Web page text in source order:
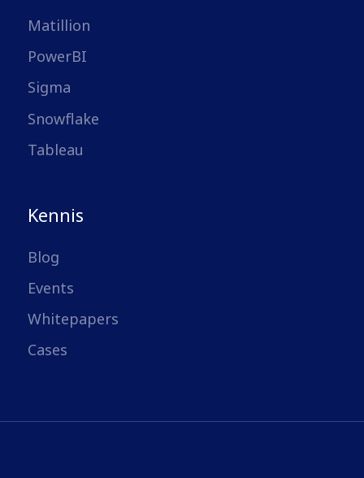
Matillion
PowerBI
Sigma
Snowflake
Tableau
Kennis
Blog
Events
Whitepapers
Cases